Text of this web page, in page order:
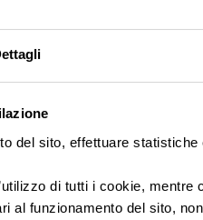
del sito, effettuare
di tutti i cookie, mentre
al funzionamento del sito,
2023>Automotive Dealer Day